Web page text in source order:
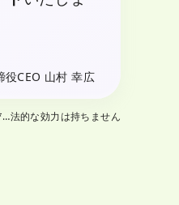
役CEO 山村 幸広
法的な効力は持ちません